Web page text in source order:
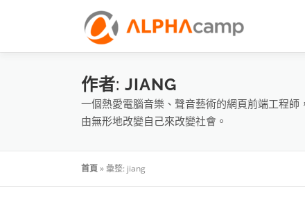
作者: JIANG
一個熱愛電腦音樂、聲音藝術的網頁前端工程
由無形地改變自己來改變社會。
首頁»彙整: jiang